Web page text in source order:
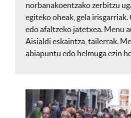
norbanakoentzako zerbitzu
egiteko oheak, gela irisgarriak.
edo afaltzeko jatetxea. Menu
Aisialdi eskaintza, tailerrak.
abiapuntu edo helmuga ezin